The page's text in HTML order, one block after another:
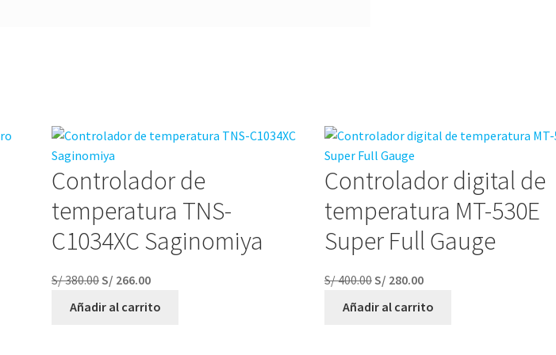
Controlador de
temperatura TNS-
C1034XC Saginomiya
S/380.00S/ 266.00
Añadir al carrito
Controlador digital de
temperatura MT-530E
Super Full Gauge
S/400.00S/ 280.00
Añadir al carrito